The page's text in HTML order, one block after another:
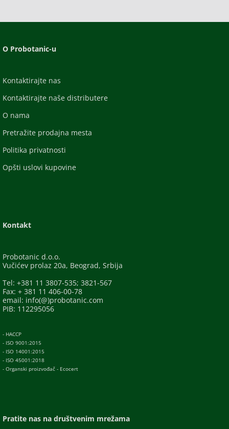
O Probotanic-u
Kontaktirajte nas
Kontaktirajte naše distributere
O nama
Pretražite prodajna mesta
Politika privatnosti
Opšti uslovi kupovine
Kontakt
Probotanic d.o.o.
Vučićev prolaz 20a, Beograd, Srbija
Tel: +381 11 3807-535; 3821-567
Fax: + 381 11 406-00-78
email: info(@)probotanic.com
PIB: 112295056
- HACCP
- ISO 9001:2015
- ISO 14001:2015
- ISO 45001:2018
- Organski proizvođač - Ecocert
Pratite nas na društvenim mrežama